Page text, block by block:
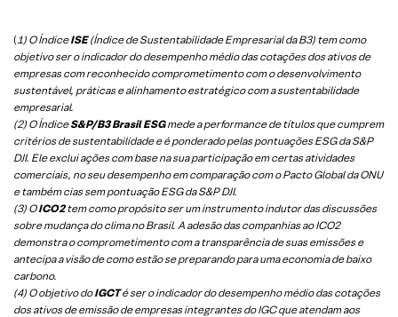
( 1) O ÍndiceISE(Índice de Sustentabilidade Empresarial da B3) tem como
objetivo ser o indicador do desempenho médio das cotações dos ativos de
empresas com reconhecido comprometimento com o desenvolvimento
sustentável, práticas e alinhamento estratégico com a sustentabilidade
empresarial.
(2) O ÍndiceS&P/B3 Brasil ESGmede a performance de títulos que cumprem
critérios de sustentabilidade e é ponderado pelas pontuações ESG da S&P
DJI. Ele exclui ações com base na sua participação em certas atividades
comerciais, no seu desempenho em comparação com o Pacto Global da ONU
e também cias sem pontuação ESG da S&P DJI.
(3) OICO2tem como propósito ser um instrumento indutor das discussões
sobre mudança do clima no Brasil. A adesão das companhias ao ICO2
demonstra o comprometimento com a transparência de suas emissões e
antecipa a visão de como estão se preparando para uma economia de baixo
carbono.
(4) O objetivo doIGCTé ser o indicador do desempenho médio das cotações
dos ativos de emissão de empresas integrantes do IGC que atendam aos